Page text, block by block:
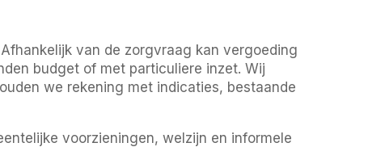
van de zorgvraag kan vergoeding
budget of met particuliere inzet. Wij
we rekening met indicaties, bestaande
voorzieningen, welzijn en informele